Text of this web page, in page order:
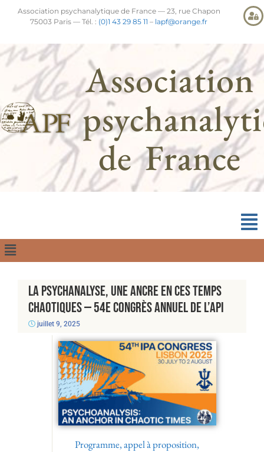
Association psychanalytique de France — 23, rue Chapon
75003 Paris — Tél. : (0)1 43 29 85 11 – lapf@orange.fr
Association
de France
La psychanalyse, une ancre en ces temps
chaotiques — 54e Congrès annuel de l’API
juillet 9, 2025
Programme, appel à proposition,